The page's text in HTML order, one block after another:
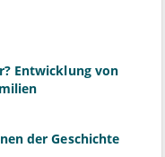
Entwicklung von
der Geschichte